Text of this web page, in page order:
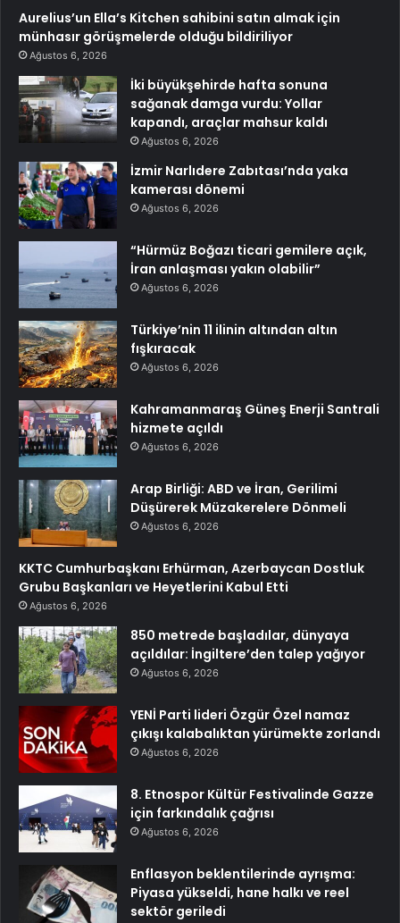
Aurelius’un Ella’s Kitchen sahibini satın almak için
münhasır görüşmelerde olduğu bildiriliyor
Ağustos 6, 2026
İki büyükşehirde hafta sonuna
sağanak damga vurdu: Yollar
kapandı, araçlar mahsur kaldı
Ağustos 6, 2026
İzmir Narlıdere Zabıtası’nda yaka
kamerası dönemi
Ağustos 6, 2026
“Hürmüz Boğazı ticari gemilere açık,
İran anlaşması yakın olabilir”
Ağustos 6, 2026
Türkiye’nin 11 ilinin altından altın
fışkıracak
Ağustos 6, 2026
Kahramanmaraş Güneş Enerji Santrali
hizmete açıldı
Ağustos 6, 2026
Arap Birliği: ABD ve İran, Gerilimi
Düşürerek Müzakerelere Dönmeli
Ağustos 6, 2026
KKTC Cumhurbaşkanı Erhürman, Azerbaycan Dostluk
Grubu Başkanları ve Heyetlerini Kabul Etti
Ağustos 6, 2026
850 metrede başladılar, dünyaya
açıldılar: İngiltere’den talep yağıyor
Ağustos 6, 2026
YENİ Parti lideri Özgür Özel namaz
çıkışı kalabalıktan yürümekte zorlandı
Ağustos 6, 2026
8. Etnospor Kültür Festivalinde Gazze
için farkındalık çağrısı
Ağustos 6, 2026
Enflasyon beklentilerinde ayrışma:
Piyasa yükseldi, hane halkı ve reel
sektör geriledi